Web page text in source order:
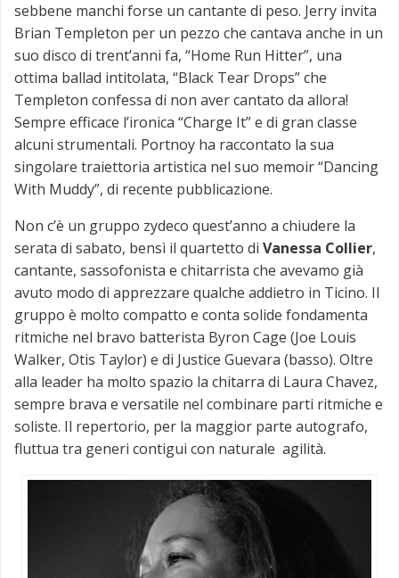
sebbene manchi forse un cantante di peso. Jerry invita
Brian Templeton per un pezzo che cantava anche in un
suo disco di trent’anni fa, “Home Run Hitter”, una
ottima ballad intitolata, “Black Tear Drops” che
Templeton confessa di non aver cantato da allora!
Sempre efficace l’ironica “Charge It” e di gran classe
alcuni strumentali. Portnoy ha raccontato la sua
singolare traiettoria artistica nel suo memoir “Dancing
With Muddy”, di recente pubblicazione.
Non c’è un gruppo zydeco quest’anno a chiudere la
serata di sabato, bensì il quartetto di Vanessa Collier,
cantante, sassofonista e chitarrista che avevamo già
avuto modo di apprezzare qualche addietro in Ticino. Il
gruppo è molto compatto e conta solide fondamenta
ritmiche nel bravo batterista Byron Cage (Joe Louis
Walker, Otis Taylor) e di Justice Guevara (basso). Oltre
alla leader ha molto spazio la chitarra di Laura Chavez,
sempre brava e versatile nel combinare parti ritmiche e
soliste. Il repertorio, per la maggior parte autografo,
fluttua tra generi contigui con naturale agilità.